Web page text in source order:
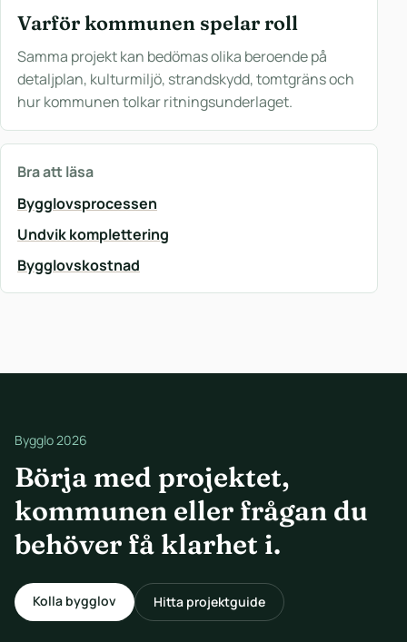
Varför kommunen spelar roll
Samma projekt kan bedömas olika beroende på
detaljplan, kulturmiljö, strandskydd, tomtgräns och
hur kommunen tolkar ritningsunderlaget.
Bra att läsa
Bygglovsprocessen
Undvik komplettering
Bygglovskostnad
Bygglo 2026
Börja med projektet,
kommunen eller frågan du
behöver få klarhet i.
Kolla bygglov Hitta projektguide